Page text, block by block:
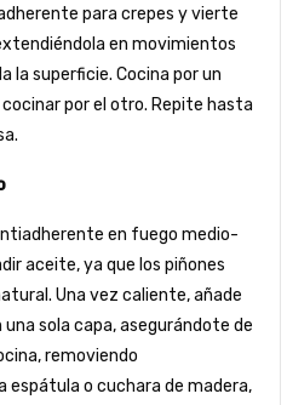
para crepes y vierte
en movimientos
la superficie. Cocina por un
por el otro. Repite hasta
en fuego medio-
aceite, ya que los piñones
Una vez caliente, añade
una sola capa, asegurándote de
removiendo
o cuchara de madera,